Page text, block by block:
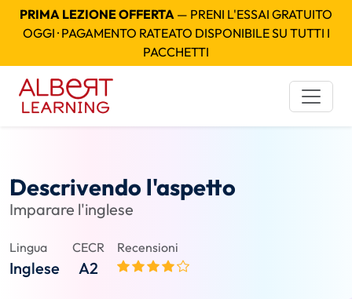
PRIMA LEZIONE OFFERTA — PRENI L'ESSAI GRATUITO
OGGI · PAGAMENTO RATEATO DISPONIBILE SU TUTTI I
PACCHETTI
Descrivendo l'aspetto
Imparare l'inglese
Lingua
Inglese
CECR
A2
Recensioni